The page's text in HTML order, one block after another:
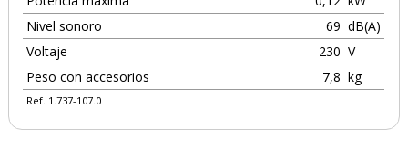
Nivel sonoro
69 dB(A)
Voltaje
230 V
Peso con accesorios
7,8 kg
Ref. 1.737-107.0